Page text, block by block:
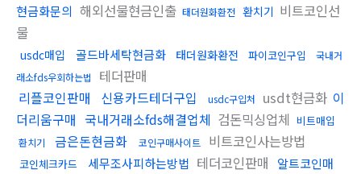
현금화문의 해외선물현금인출 태더원화환전 환치기 비트코인선
물
usdc매입 골드바세탁현금화 태더원화환전 파이코인구입
국내거
래소fds우회하는법
테더판매
리플코인판매
신용카드테더구입 usdc구입처 usdt현금화 이
더리움구매 국내거래소fds해결업체 검돈믹싱업체 비트매입
환치기 금은돈현금화 코인구매사이트 비트코인사는방법
코인체크카드 세무조사피하는방법 테더코인판매
알트코인매